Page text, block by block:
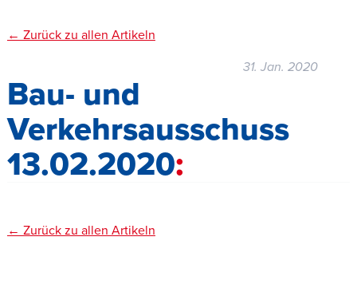
← Zurück zu allen Artikeln
31. Jan. 2020
Bau- und
Verkehrsausschuss
13.02.2020
← Zurück zu allen Artikeln